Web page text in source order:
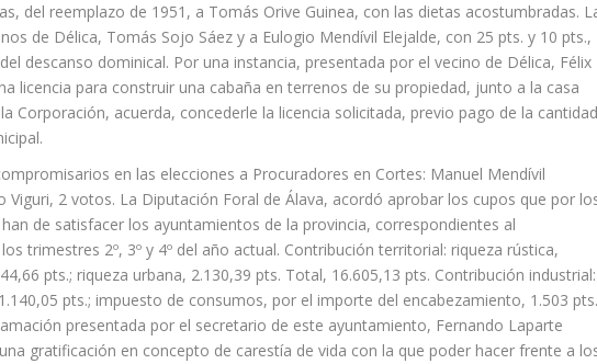
del reemplazo de 1951, a Tomás Orive Guinea, con las dietas acostumbradas.
de Délica, Tomás Sojo Sáez y a Eulogio Mendívil Elejalde, con 25 pts. y 10 pts.,
descanso dominical. Por una instancia, presentada por el vecino de Délica, Félix
licencia para construir una cabaña en terrenos de su propiedad, junto a la casa
Corporación, acuerda, concederle la licencia solicitada, previo pago de la cantidad
en las elecciones a Procuradores en Cortes: Manuel Mendívil
Viguri, 2 votos. La Diputación Foral de Álava, acordó aprobar los cupos que por
de satisfacer los ayuntamientos de la provincia, correspondientes al
trimestres 2º, 3º y 4º del año actual. Contribución territorial: riqueza rústica,
pts.; riqueza urbana, 2.130,39 pts. Total, 16.605,13 pts. Contribución industrial:
pts.; impuesto de consumos, por el importe del encabezamiento, 1.503 pts.
presentada por el secretario de este ayuntamiento, Fernando Laparte
gratificación en concepto de carestía de vida con la que poder hacer frente a